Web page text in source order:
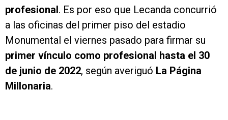
profesional . Es por eso que Lecanda concurrió
a las oficinas del primer piso del estadio
Monumental el viernes pasado para firmar su
primer vínculo como profesional hasta el 30
de junio de 2022, según averiguó La Página
Millonaria.